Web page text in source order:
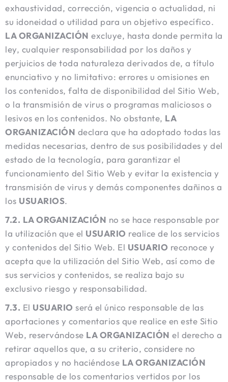
exhaustividad, corrección, vigencia o actualidad, ni
su idoneidad o utilidad para un objetivo específico.
LA ORGANIZACIÓN excluye, hasta donde permita la
ley, cualquier responsabilidad por los daños y
perjuicios de toda naturaleza derivados de, a título
enunciativo y no limitativo: errores u omisiones en
los contenidos, falta de disponibilidad del Sitio Web,
o la transmisión de virus o programas maliciosos o
lesivos en los contenidos. No obstante, LA
ORGANIZACIÓN declara que ha adoptado todas las
medidas necesarias, dentro de sus posibilidades y del
estado de la tecnología, para garantizar el
funcionamiento del Sitio Web y evitar la existencia y
transmisión de virus y demás componentes dañinos a
los USUARIOS.
7.2. LA ORGANIZACIÓN no se hace responsable por
la utilización que el USUARIO realice de los servicios
y contenidos del Sitio Web. El USUARIO reconoce y
acepta que la utilización del Sitio Web, así como de
sus servicios y contenidos, se realiza bajo su
exclusivo riesgo y responsabilidad.
7.3. El USUARIO será el único responsable de las
aportaciones y comentarios que realice en este Sitio
Web, reservándose LA ORGANIZACIÓN el derecho a
retirar aquellos que, a su criterio, considere no
apropiados y no haciéndose LA ORGANIZACIÓN
responsable de los comentarios vertidos por los